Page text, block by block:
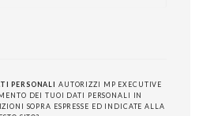
PERSONALI AUTORIZZI MP EXECUTIVE
DEI TUOI DATI PERSONALI IN
SOPRA ESPRESSE ED INDICATE ALLA